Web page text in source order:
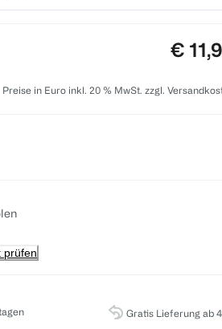
Preis:
€
Preise in Euro inkl. 20 % MwSt. zzgl.
prüfen
Gratis Lieferung ab